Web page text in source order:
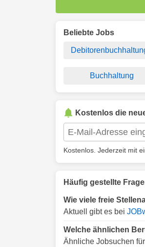
Beliebte Jobs
Buchhaltung
Kostenlos die
Kostenlos. Jederzeit mit
Häufig gestellte
Wie viele freie
Aktuell gibt es bei
Welche ähnlichen
Ähnliche Jobsuchen